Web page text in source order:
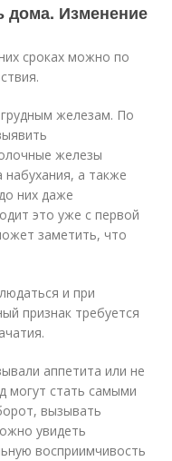
дома. Изменение
сроках можно по
железам. По
железы
а также
них даже
это уже с первой
заметить, что
и при
признак требуется
аппетита или не
могут стать самыми
вызывать
увидеть
восприимчивость